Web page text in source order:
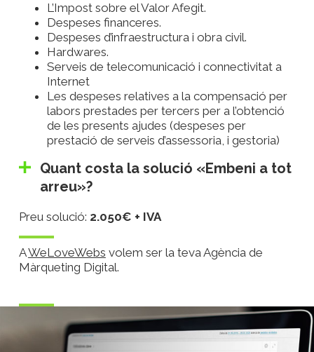
L’Impost sobre el Valor Afegit.
Despeses financeres.
Despeses d’infraestructura i obra civil.
Hardwares.
Serveis de telecomunicació i connectivitat a
Internet
Les despeses relatives a la compensació per
labors prestades per tercers per a l’obtenció
de les presents ajudes (despeses per
prestació de serveis d’assessoria, i gestoria)
Quant costa la solució «Embeni a tot
arreu»?
Preu solució: 2.050€ + IVA
AWeLoveWebs volem ser la teva Agència de
Màrqueting Digital.